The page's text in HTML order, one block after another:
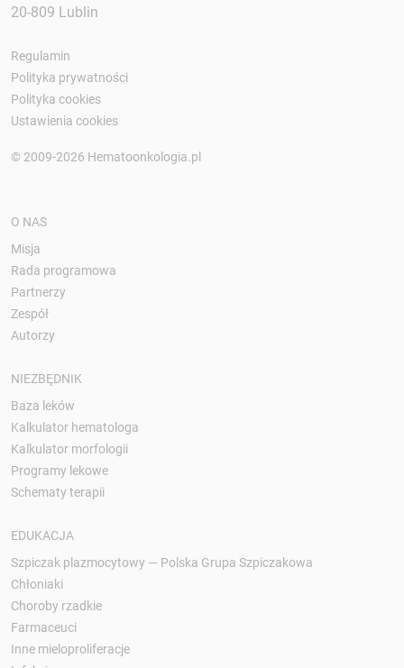
20-809 Lublin
Regulamin
Polityka prywatności
Polityka cookies
Ustawienia cookies
© 2009-2026 Hematoonkologia.pl
O NAS
Misja
Rada programowa
Partnerzy
Zespół
Autorzy
NIEZBĘDNIK
Baza leków
Kalkulator hematologa
Kalkulator morfologii
Programy lekowe
Schematy terapii
EDUKACJA
Szpiczak plazmocytowy — Polska Grupa Szpiczakowa
Chłoniaki
Choroby rzadkie
Farmaceuci
Inne mieloproliferacje